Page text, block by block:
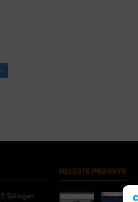
Solingen
NEUESTE PROJEKTE